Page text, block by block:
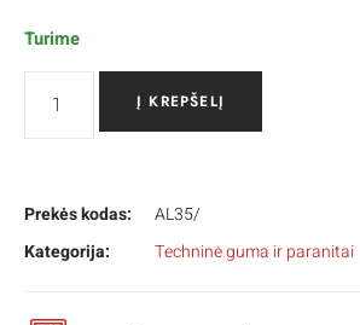
Turime
Į KREPŠELĮ
Prekės kodas:
AL35/
Kategorija:
Techninė guma ir paranitai